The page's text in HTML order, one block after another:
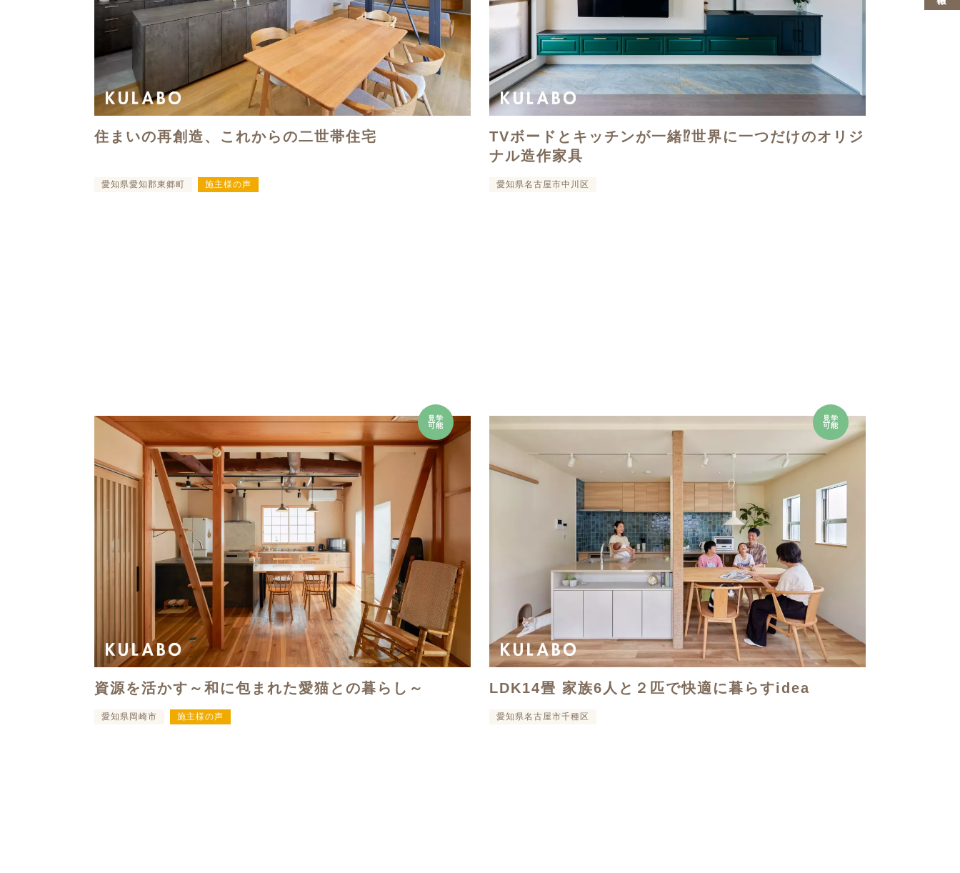
住まいの再創造、これからの二世帯住宅
愛知県愛知郡東郷町 施主様の声
TVボードとキッチンが一緒⁉世界に一つだけのオリジ
ナル造作家具
愛知県名古屋市中川区
見学
可能
資源を活かす～和に包まれた愛猫との暮らし～
愛知県岡崎市 施主様の声
見学
可能
LDK14畳 家族6人と２匹で快適に暮らすidea
愛知県名古屋市千種区